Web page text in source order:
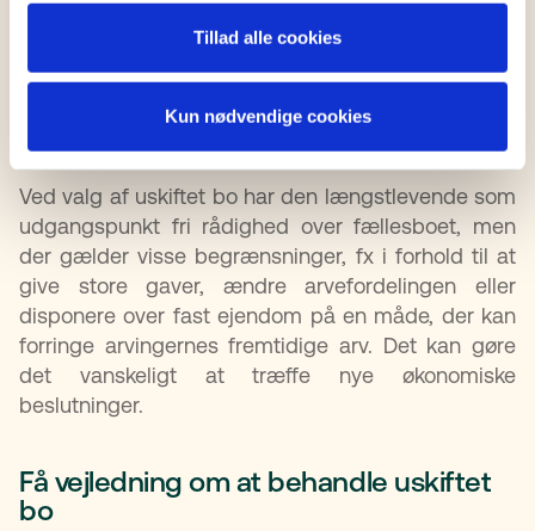
Tillad alle cookies
Kun nødvendige cookies
bort. Det kan give anledning til uenighed om boets
forvaltning.
Manglende fleksibilitet
Ved valg af uskiftet bo har den længstlevende som
udgangspunkt fri rådighed over fællesboet, men
der gælder visse begrænsninger, fx i forhold til at
give store gaver, ændre arvefordelingen eller
disponere over fast ejendom på en måde, der kan
forringe arvingernes fremtidige arv. Det kan gøre
det vanskeligt at træffe nye økonomiske
beslutninger.
Få vejledning om at behandle uskiftet
bo